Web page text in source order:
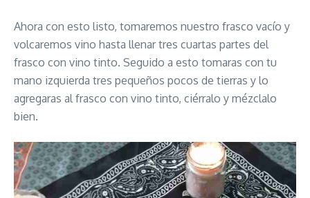
Ahora con esto listo, tomaremos nuestro frasco vacío y
volcaremos vino hasta llenar tres cuartas partes del
frasco con vino tinto. Seguido a esto tomaras con tu
mano izquierda tres pequeños pocos de tierras y lo
agregaras al frasco con vino tinto, ciérralo y mézclalo
bien.